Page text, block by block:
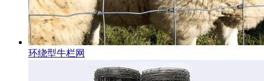
环绕型牛栏网